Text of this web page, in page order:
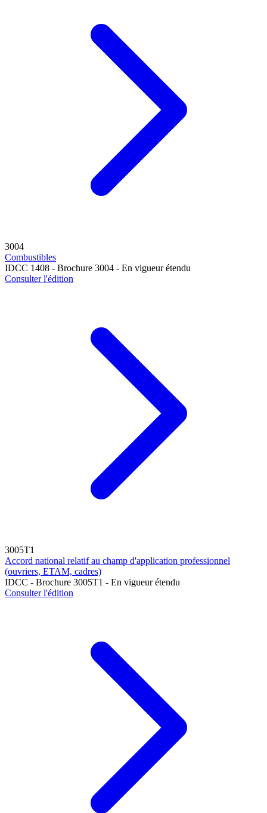
3004
Combustibles
IDCC 1408 - Brochure 3004 - En vigueur étendu
Consulter l'édition
3005T1
Accord national relatif au champ d'application professionnel
(ouvriers, ETAM, cadres)
IDCC - Brochure 3005T1 - En vigueur étendu
Consulter l'édition